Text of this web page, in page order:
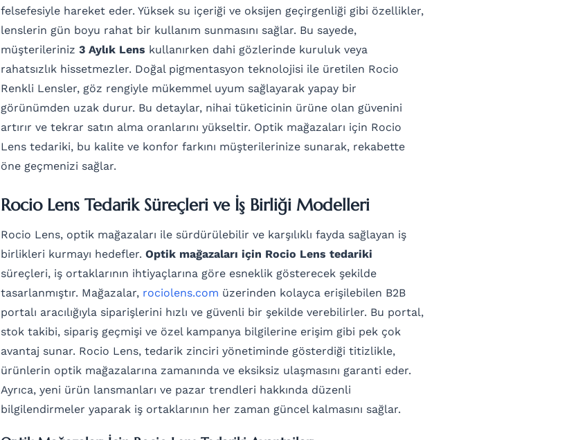
felsefesiyle hareket eder. Yüksek su içeriği ve oksijen geçirgenliği gibi özellikler,
lenslerin gün boyu rahat bir kullanım sunmasını sağlar. Bu sayede,
müşterileriniz 3 Aylık Lens kullanırken dahi gözlerinde kuruluk veya
rahatsızlık hissetmezler. Doğal pigmentasyon teknolojisi ile üretilen Rocio
Renkli Lensler, göz rengiyle mükemmel uyum sağlayarak yapay bir
görünümden uzak durur. Bu detaylar, nihai tüketicinin ürüne olan güvenini
artırır ve tekrar satın alma oranlarını yükseltir. Optik mağazaları için Rocio
Lens tedariki, bu kalite ve konfor farkını müşterilerinize sunarak, rekabette
öne geçmenizi sağlar.
Rocio Lens Tedarik Süreçleri ve İş Birliği Modelleri
Rocio Lens, optik mağazaları ile sürdürülebilir ve karşılıklı fayda sağlayan iş
birlikleri kurmayı hedefler. Optik mağazaları için Rocio Lens tedariki
süreçleri, iş ortaklarının ihtiyaçlarına göre esneklik gösterecek şekilde
tasarlanmıştır. Mağazalar, rociolens.com üzerinden kolayca erişilebilen B2B
portalı aracılığıyla siparişlerini hızlı ve güvenli bir şekilde verebilirler. Bu portal,
stok takibi, sipariş geçmişi ve özel kampanya bilgilerine erişim gibi pek çok
avantaj sunar. Rocio Lens, tedarik zinciri yönetiminde gösterdiği titizlikle,
ürünlerin optik mağazalarına zamanında ve eksiksiz ulaşmasını garanti eder.
Ayrıca, yeni ürün lansmanları ve pazar trendleri hakkında düzenli
bilgilendirmeler yaparak iş ortaklarının her zaman güncel kalmasını sağlar.